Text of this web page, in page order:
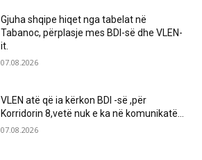
Gjuha shqipe hiqet nga tabelat në
Tabanoc, përplasje mes BDI-së dhe VLEN-
it.
07.08.2026
VLEN atë që ia kërkon BDI -së ,për
Korridorin 8,vetë nuk e ka në komunikatë…
07.08.2026